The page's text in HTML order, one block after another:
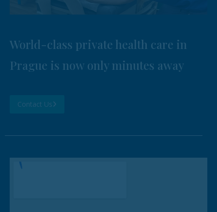
World-class private health care in
Prague is now only minutes away
Contact Us